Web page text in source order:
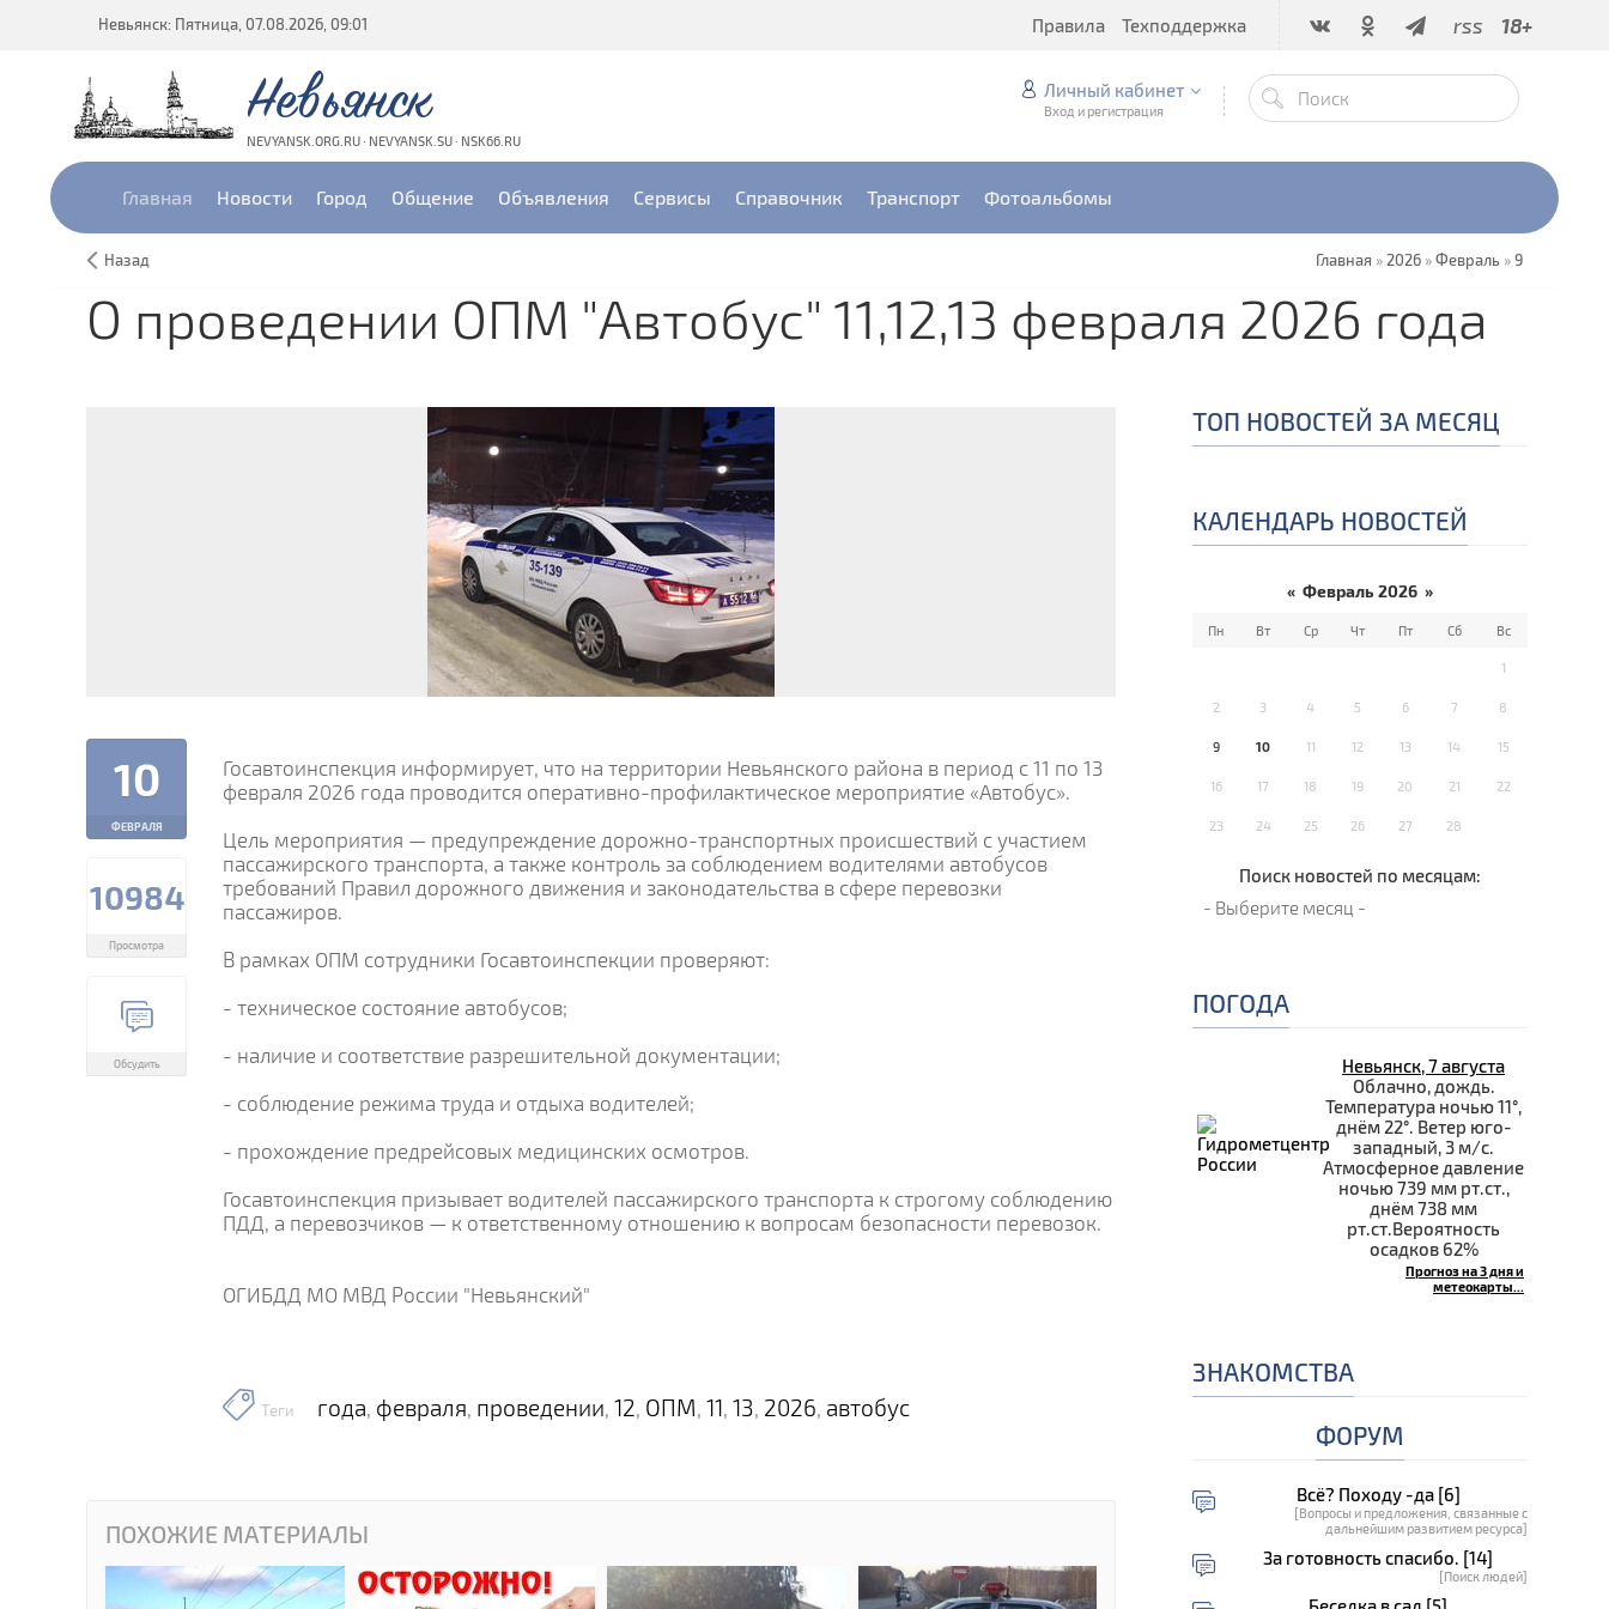
Невьянск: Пятница, 07.08.2026, 09:01 rss 18+
Правила Техподдержка
Невьянск
NEVYANSK.ORG.RU · NEVYANSK.SU · NSK66.RU
Личный кабинет
Вход и регистрация
Главная Новости Город Общение Объявления Сервисы Справочник Транспорт Фотоальбомы
Назад Главная » 2026 »Февраль »9
О проведении ОПМ "Автобус" 11,12,13 февраля 2026 года
10
ФЕВРАЛЯ
10984
Просмотра
Обсудить
Госавтоинспекция информирует, что на территории Невьянского района в период с 11 по 13
февраля 2026 года проводится оперативно-профилактическое мероприятие «Автобус».
Цель мероприятия — предупреждение дорожно-транспортных происшествий с участием
пассажирского транспорта, а также контроль за соблюдением водителями автобусов
требований Правил дорожного движения и законодательства в сфере перевозки
пассажиров.
В рамках ОПМ сотрудники Госавтоинспекции проверяют:
- техническое состояние автобусов;
- наличие и соответствие разрешительной документации;
- соблюдение режима труда и отдыха водителей;
- прохождение предрейсовых медицинских осмотров.
Госавтоинспекция призывает водителей пассажирского транспорта к строгому соблюдению
ПДД, а перевозчиков — к ответственному отношению к вопросам безопасности перевозок.
ОГИБДД МО МВД России "Невьянский"
Теги года, февраля, проведении, 12, ОПМ, 11, 13, 2026, автобус
ПОХОЖИЕ МАТЕРИАЛЫ
ТОП НОВОСТЕЙ ЗА МЕСЯЦ
КАЛЕНДАРЬ НОВОСТЕЙ
« Февраль 2026 »
Пн Вт Ср Чт Пт Сб Вс
1
2 3 4 5 6 7 8
9 10 11 12 13 14 15
16 17 18 19 20 21 22
23 24 25 26 27 28
Поиск новостей по месяцам:
ПОГОДА
Невьянск, 7 августа
Облачно, дождь.
Температура ночью 11°,
днём 22°. Ветер юго-
западный, 3 м/с.
Атмосферное давление
ночью 739 мм рт.ст.,
днём 738 мм
рт.ст.Вероятность
осадков 62%
Прогноз на 3 дня и
метеокарты...
ЗНАКОМСТВА
ФОРУМ
Всё? Походу -да [6]
[Вопросы и предложения, связанные с
дальнейшим развитием ресурса]
За готовность спасибо. [14]
[Поиск людей]